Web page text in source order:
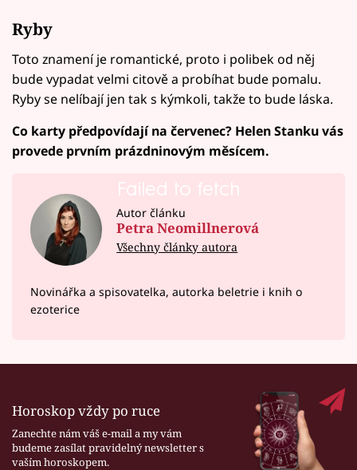
Ryby
Toto znamení je romantické, proto i polibek od něj
bude vypadat velmi citově a probíhat bude pomalu.
Ryby se nelíbají jen tak s kýmkoli, takže to bude láska.
Co karty předpovídají na červenec? Helen Stanku vás
provede prvním prázdninovým měsícem.
Failed to fetch
Autor článku
Petra Neomillnerová
Všechny články autora
Novinářka a spisovatelka, autorka beletrie i knih o
ezoterice
Horoskop vždy po ruce
Zanechte nám váš e-mail a my vám
budeme zasílat pravidelný newsletter s
vaším horoskopem.